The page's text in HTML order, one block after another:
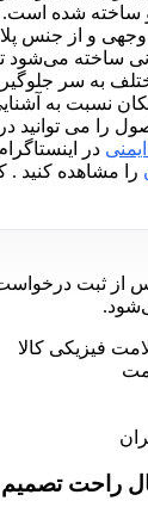
شده است.
وجهی و از جنس
ساخته می‌شود تا
به سر
نسبت به
را می توانید
ایمنی در
را مشاهده کنید .
از ثبت
فیزیکی کالا
راحت تصمیم